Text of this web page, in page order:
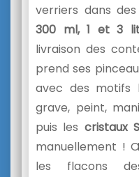
verriers dans
300 ml, 1 et 3
livraison des
prend ses
avec des motifs
grave, peint,
puis les cristaux
manuellement !
les flacons